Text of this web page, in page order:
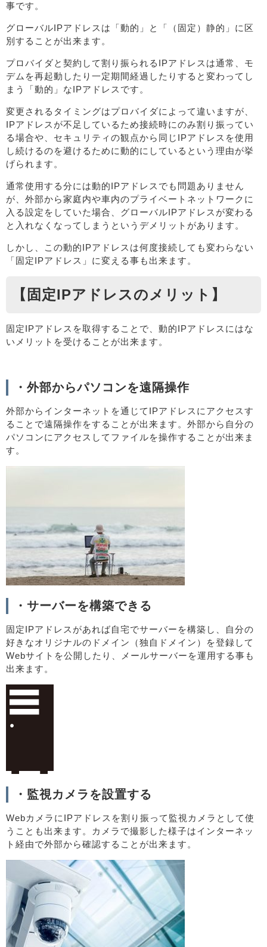
事です。
グローバルIPアドレスは「動的」と「（固定）静的」に区
別することが出来ます。
プロバイダと契約して割り振られるIPアドレスは通常、モ
デムを再起動したり一定期間経過したりすると変わってし
まう「動的」なIPアドレスです。
変更されるタイミングはプロバイダによって違いますが、
IPアドレスが不足しているため接続時にのみ割り振ってい
る場合や、セキュリティの観点から同じIPアドレスを使用
し続けるのを避けるために動的にしているという理由が挙
げられます。
通常使用する分には動的IPアドレスでも問題ありません
が、外部から家庭内や車内のプライベートネットワークに
入る設定をしていた場合、グローバルIPアドレスが変わる
と入れなくなってしまうというデメリットがあります。
しかし、この動的IPアドレスは何度接続しても変わらない
「固定IPアドレス」に変える事も出来ます。
【固定IPアドレスのメリット】
固定IPアドレスを取得することで、動的IPアドレスにはな
いメリットを受けることが出来ます。
・外部からパソコンを遠隔操作
外部からインターネットを通じてIPアドレスにアクセスす
ることで遠隔操作をすることが出来ます。外部から自分の
パソコンにアクセスしてファイルを操作することが出来ま
す。
・サーバーを構築できる
固定IPアドレスがあれば自宅でサーバーを構築し、自分の
好きなオリジナルのドメイン（独自ドメイン）を登録して
Webサイトを公開したり、メールサーバーを運用する事も
出来ます。
・監視カメラを設置する
WebカメラにIPアドレスを割り振って監視カメラとして使
うことも出来ます。カメラで撮影した様子はインターネッ
ト経由で外部から確認することが出来ます。